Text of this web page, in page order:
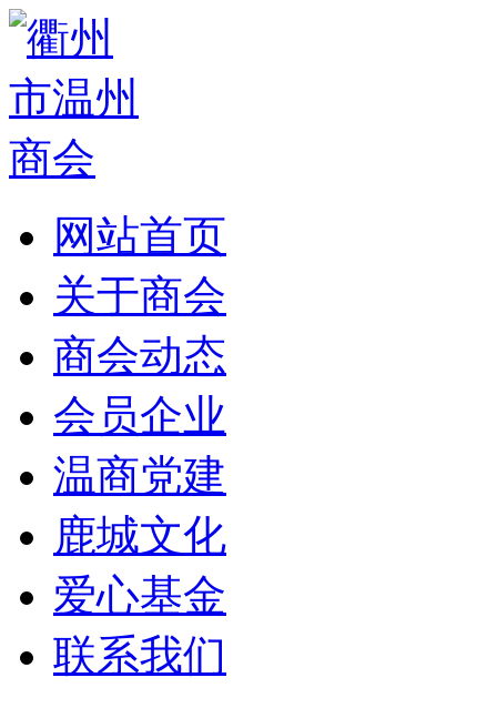
网站首页
关于商会
商会动态
会员企业
温商党建
鹿城文化
爱心基金
联系我们